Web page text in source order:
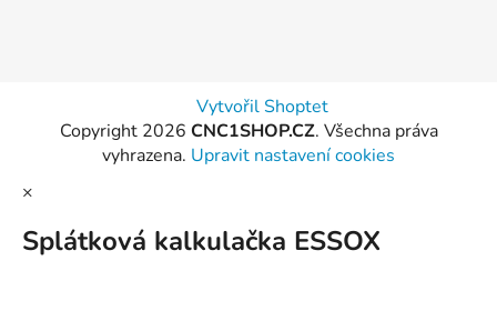
Vytvořil Shoptet
Copyright 2026 CNC1SHOP.CZ. Všechna práva
vyhrazena. Upravit nastavení cookies
×
Splátková kalkulačka ESSOX